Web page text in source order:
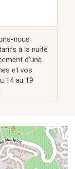
nous
à la nuité
d'une
et vos
14 au 19